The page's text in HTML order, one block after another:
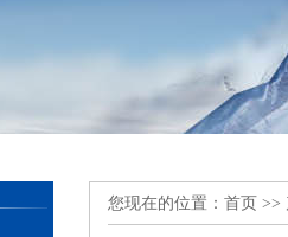
您现在的位置： 首页 >>